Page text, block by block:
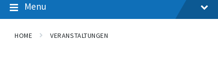
Menu
HOME VERANSTALTUNGEN